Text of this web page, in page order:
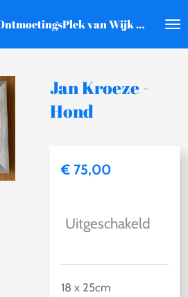
Kunst OntmoetingsPlek van Wijk aan Zee
Jan Kroeze -
Hond
€ 75,00
Uitgeschakeld
18 x 25cm